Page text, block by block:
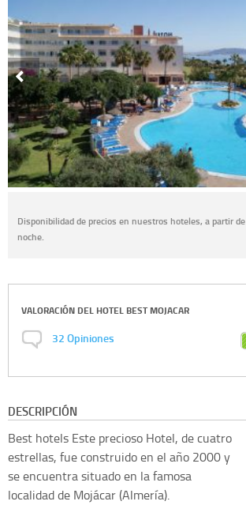
Disponibilidad de precios en nuestros hoteles, a partir de
noche.
VALORACIÓN DEL HOTEL BEST MOJACAR
32Opiniones
DESCRIPCIÓN
Best hotels Este precioso Hotel, de cuatro
estrellas, fue construido en el año 2000 y
se encuentra situado en la famosa
localidad de Mojácar (Almería).